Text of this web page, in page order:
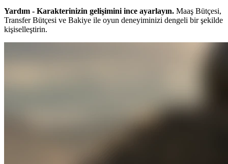
Yardım - Karakterinizin gelişimini ince ayarlayın. Maaş Bütçesi,
Transfer Bütçesi ve Bakiye ile oyun deneyiminizi dengeli bir şekilde
kişiselleştirin.